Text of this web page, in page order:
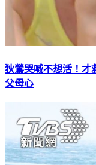
狄鶯哭喊不想活！
父母心